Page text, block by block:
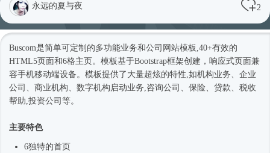
永远的夏与夜 2
Buscom是简单可定制的多功能业务和公司网站模板,40+有效的
HTML5页面和6格主页。模板基于Bootstrap框架创建， 响应式页面兼
容手机移动端设备。模板提供了大量超炫的特性,如机构业务、企业
公司、商业机构、数字机构启动业务,咨询公司、保险、贷款、税收
帮助,投资公司等。
主要特色
6独特的首页